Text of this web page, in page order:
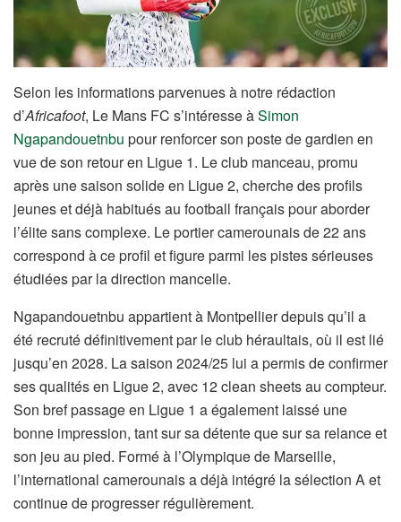
Selon les informations parvenues à notre rédaction
d’Africafoot, Le Mans FC s’intéresse àSimon
Ngapandouetnbu pour renforcer son poste de gardien en
vue de son retour en Ligue 1. Le club manceau, promu
après une saison solide en Ligue 2, cherche des profils
jeunes et déjà habitués au football français pour aborder
l’élite sans complexe. Le portier camerounais de 22 ans
correspond à ce profil et figure parmi les pistes sérieuses
étudiées par la direction mancelle.
Ngapandouetnbu appartient à Montpellier depuis qu’il a
été recruté définitivement par le club héraultais, où il est lié
jusqu’en 2028. La saison 2024/25 lui a permis de confirmer
ses qualités en Ligue 2, avec 12 clean sheets au compteur.
Son bref passage en Ligue 1 a également laissé une
bonne impression, tant sur sa détente que sur sa relance et
son jeu au pied. Formé à l’Olympique de Marseille,
l’international camerounais a déjà intégré la sélection A et
continue de progresser régulièrement.